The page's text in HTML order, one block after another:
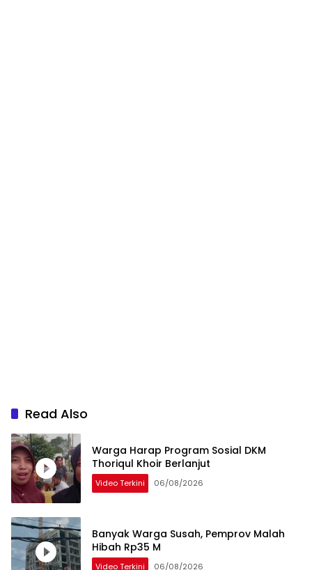
Read Also
Warga Harap Program Sosial DKM
Thoriqul Khoir Berlanjut
Video Terkini 06/08/2026
Banyak Warga Susah, Pemprov Malah
Hibah Rp35 M
Video Terkini 06/08/2026